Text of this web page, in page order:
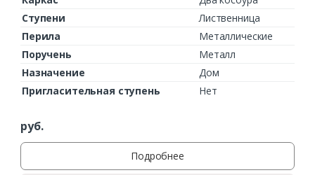
Ступени
Лиственница
Перила
Металлические
Поручень
Металл
Назначение
Дом
Пригласительная ступень
Нет
руб.
Подробнее